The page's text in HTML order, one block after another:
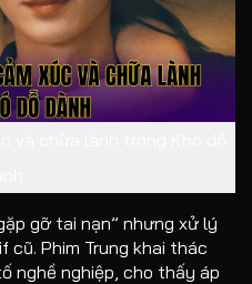
gỡ tai nạn” nhưng xử lý
cũ. Phim Trung khai thác
nghề nghiệp, cho thấy áp